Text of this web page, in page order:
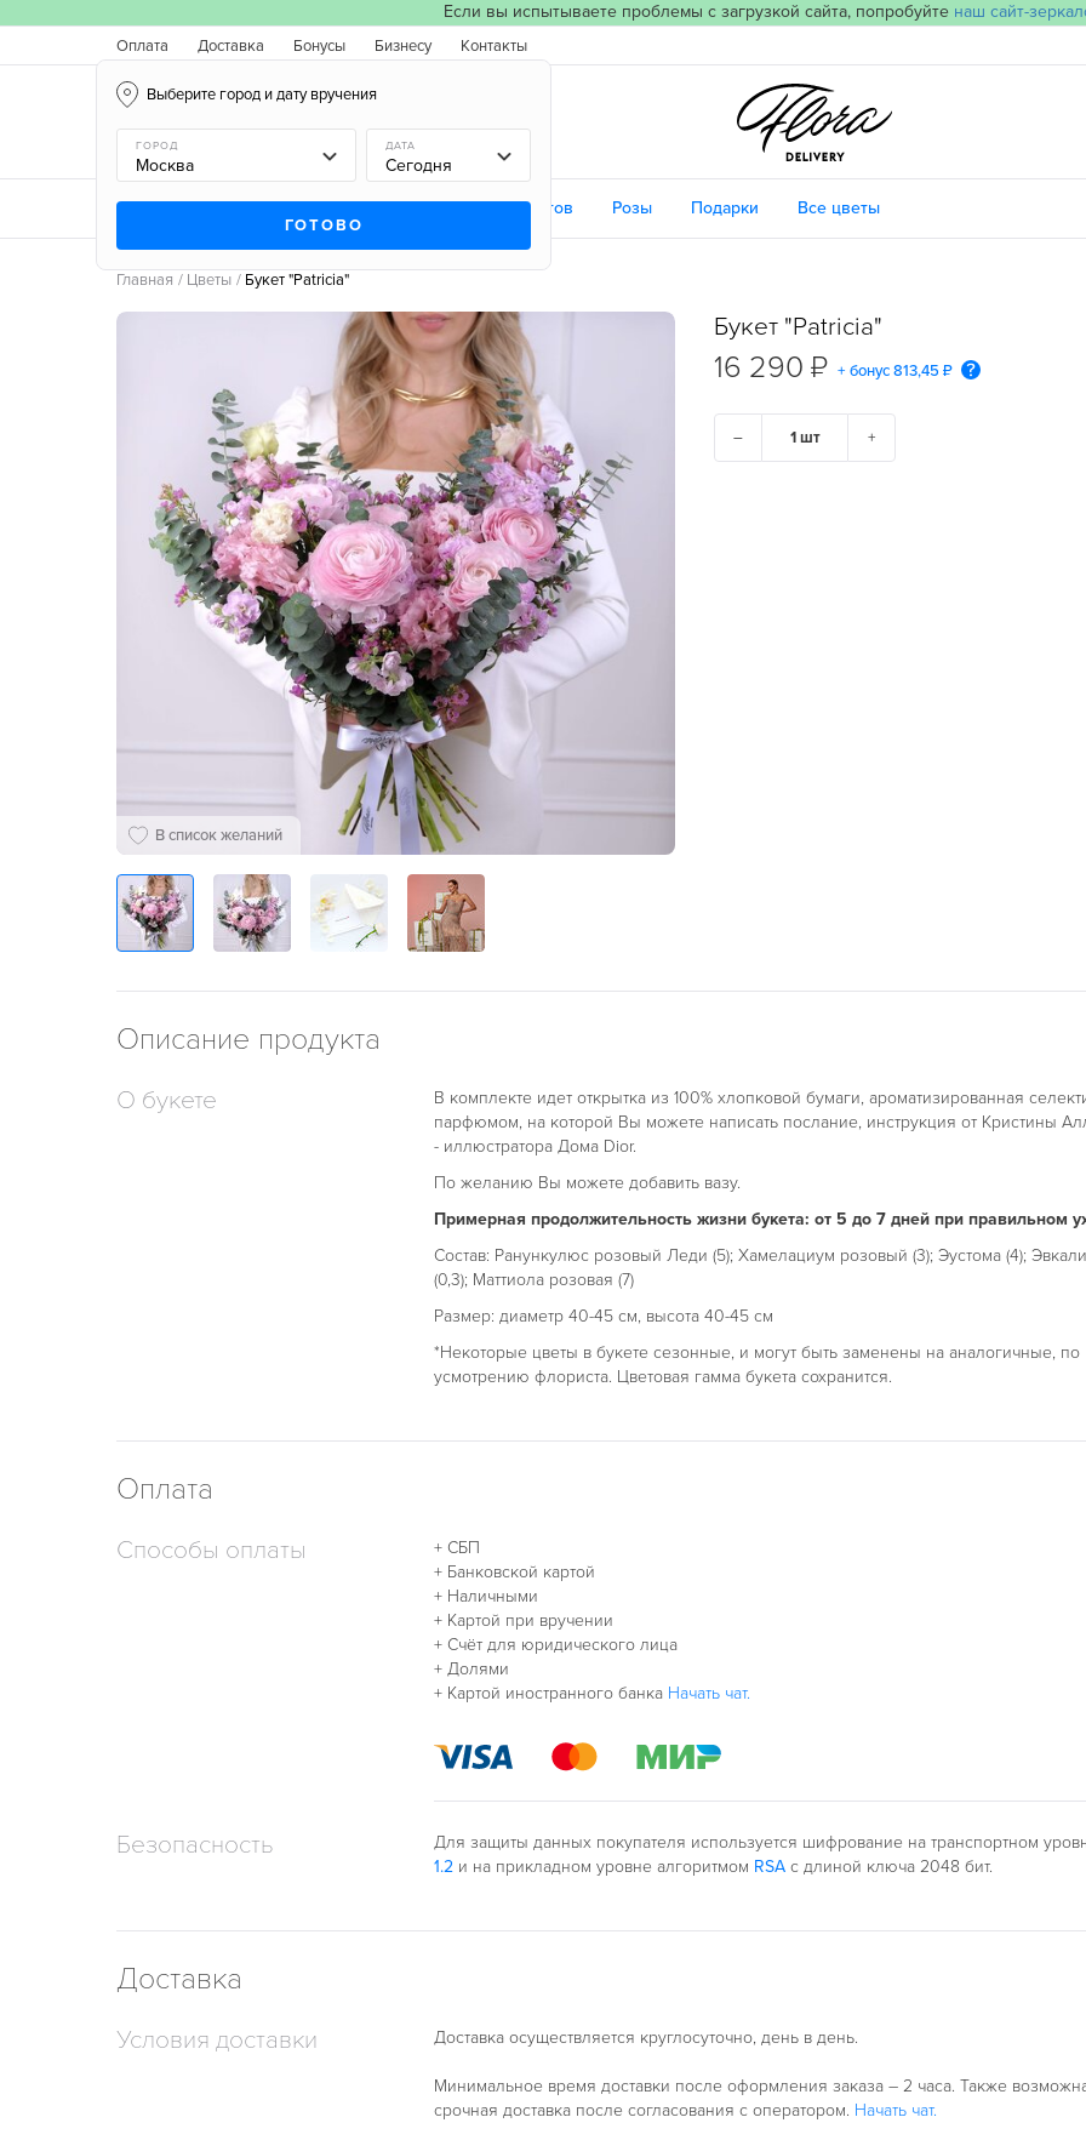
Если вы испытываете проблемы с загрузкой сайта, попробуйте наш сайт-
Оплата Доставка Бонусы Бизнесу Контакты
Новинки Типы букетов Поводы Типы цветов Розы Подарки Все цветы
Главная Цветы Букет "Patricia"
В список желаний
Букет "Patricia"
16 290 ₽ + бонус813,45 ₽
– +
Описание продукта
О букете
В комплекте идет открытка из 100% хлопковой бумаги, ароматизированная
парфюмом, на которой Вы можете написать послание, инструкция от Кристины
- иллюстратора Дома Dior.
По желанию Вы можете добавить вазу.
Примерная продолжительность жизни букета: от 5 до 7 дней при правильном
Состав: Ранункулюс розовый Леди (5); Хамелациум розовый (3); Эустома (4);
(0,3); Маттиола розовая (7)
Размер: диаметр 40-45 см, высота 40-45 см
*Некоторые цветы в букете сезонные, и могут быть заменены на аналогичные, по
усмотрению флориста. Цветовая гамма букета сохранится.
Оплата
Способы оплаты
+ СБП
+ Банковской картой
+ Наличными
+ Картой при вручении
+ Счёт для юридического лица
+ Долями
+ Картой иностранного банка Начать чат.
Безопасность Для защиты данных покупателя используется шифрование на транспортном
1.2 и на прикладном уровне алгоритмом RSA с длиной ключа 2048 бит.
Доставка
Условия доставки Доставка осуществляется круглосуточно, день в день.
Минимальное время доставки после оформления заказа – 2 часа. Также
срочная доставка после согласования с оператором. Начать чат.
Выберите город и дату вручения
ГОРОД ДАТА
ГОТОВО